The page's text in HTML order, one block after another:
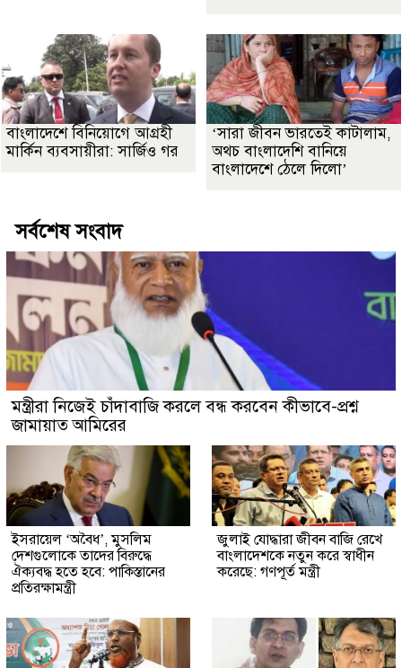
বাংলাদেশে বিনিয়োগে আগ্রহী
মার্কিন ব্যবসায়ীরা: সার্জিও গর
‘সারা জীবন ভারতেই কাটালাম,
অথচ বাংলাদেশি বানিয়ে
বাংলাদেশে ঠেলে দিলো’
সর্বশেষ সংবাদ
মন্ত্রীরা নিজেই চাঁদাবাজি করলে বন্ধ করবেন কীভাবে-প্রশ্ন
জামায়াত আমিরের
ইসরায়েল ‘অবৈধ’, মুসলিম
দেশগুলোকে তাদের বিরুদ্ধে
ঐক্যবদ্ধ হতে হবে: পাকিস্তানের
প্রতিরক্ষামন্ত্রী
জুলাই যোদ্ধারা জীবন বাজি রেখে
বাংলাদেশকে নতুন করে স্বাধীন
করেছে: গণপূর্ত মন্ত্রী